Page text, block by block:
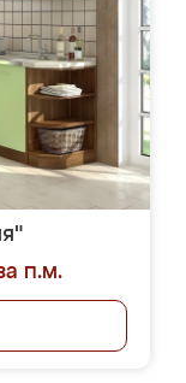
п.м.